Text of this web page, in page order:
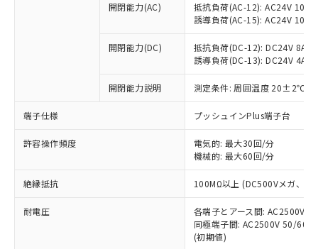
開閉能力(AC)
抵抗負荷(AC-12): AC24V 10A/
誘導負荷(AC-15): AC24V
開閉能力(DC)
抵抗負荷(DC-12): DC24V 8A/
誘導負荷(DC-13): DC24V 4A/
開閉能力説明 測定条件: 周囲温度 20±2℃、
端子仕様 プッシュインPlus端子台
許容操作頻度
電気的: 最大30回/分
機械的: 最大60回/分
絶縁抵抗 100MΩ以上 (DC500Vメガ、点
耐電圧
各端子とアース間: AC2500V
同極端子間: AC2500V 50/
(初期値)
以下の条件をお読みいただき、同意のうえ
ご利用ください。
本サービスは、当社制御機器事業取扱
商品の当社在庫状況および標準価格
(税抜)を提供させていただくもので
当社制御機器事業取扱商品の中には、
本サービスの対象外となる商品もある
ことをご了承ください。
在庫状況および標準価格照会結果は、
記載している更新日時点での社内デー
タに基づき作成されるものであり、閲
覧された時点での実際の在庫および標
準価格とは異なる場合があることをご
対応予定なし：EU RoHS指令（10物質）の
非含有に非対応の商品で、対応品を出す予
定はありません。
調査・確認中：EU RoHS指令（10物質）の
非含有の対応状況を調査中または確認中の
非該当品：ライセンス料など無形物で、有
害物質有無と関係のない商品です。
仕入先様の事情により、非含有部品として
いたものが、含有品と判明した場合などや
むを得ず変更することがあります。
六価クロム(Cr(Ⅵ)) 1000ppm以下、ポリ臭化ビフェニル
類(PBB) 1000ppm以下、ポリ臭化ジフェニルエーテル類
「○」：最大均質材料含有率が中国RoHSの
基準値以下であることを示します。
「×」：最大均質材料含有率が中国RoHSの
基準値を超えていることを示します。
「－」：未確認です。当社販売部門へお問
*中国RoHS10物質の基準値 (GB/T26572)：
Pb(鉛) :1000ppm、 Hg(水銀) : 1000ppm、 Cd(カドミウ
Cr(Ⅵ)(六価クロム) : 1000ppm、 PBBs(ポリ臭化ビフェ
当社は、これら貴社製品のうち、外国
為替および外国貿易法に定める商品
（以下｢規制貨物等」という）を輸出
または国外への提供する場合は、日本
国政府の輸出許可(または役務取引許
可)を取得するなどの必要な手続きを